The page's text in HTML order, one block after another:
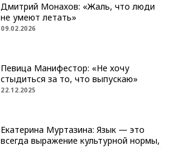
Дмитрий Монахов: «Жаль, что люди
не умеют летать»
09.02.2026
Певица Манифестор: «Не хочу
стыдиться за то, что выпускаю»
22.12.2025
Екатерина Муртазина: Язык — это
всегда выражение культурной нормы,